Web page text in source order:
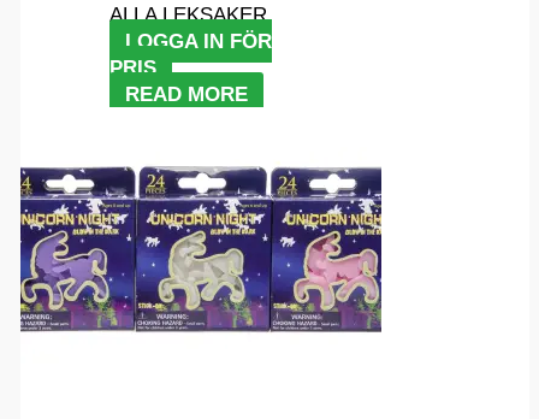
ALLA LEKSAKER
LOGGA IN FÖR
PRIS
READ MORE